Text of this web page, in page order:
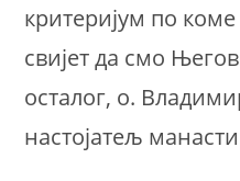
критеријум по
свијет да смо
осталог, о.
настојатељ